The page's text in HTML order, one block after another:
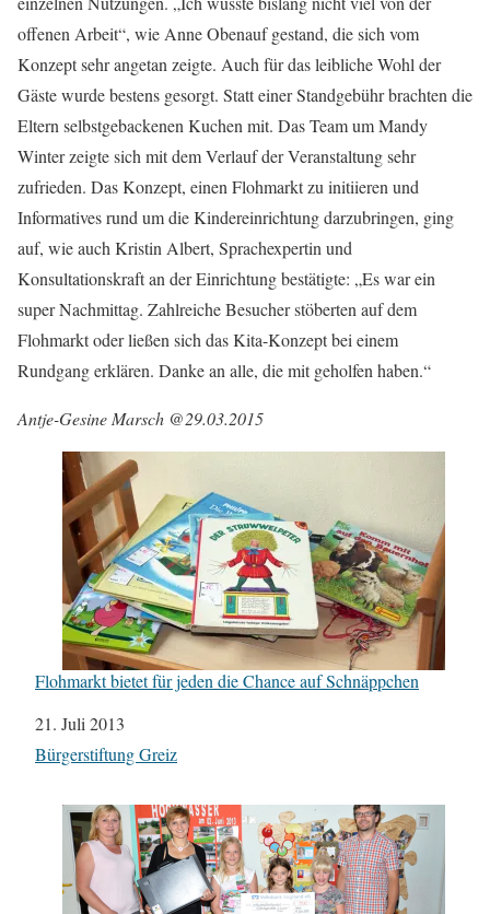
offenen Arbeit“, wie Anne Obenauf gestand, die sich vom
Konzept sehr angetan zeigte. Auch für das leibliche Wohl der
Gäste wurde bestens gesorgt. Statt einer Standgebühr brachten die
Eltern selbstgebackenen Kuchen mit. Das Team um Mandy
Winter zeigte sich mit dem Verlauf der Veranstaltung sehr
zufrieden. Das Konzept, einen Flohmarkt zu initiieren und
Informatives rund um die Kindereinrichtung darzubringen, ging
auf, wie auch Kristin Albert, Sprachexpertin und
Konsultationskraft an der Einrichtung bestätigte: „Es war ein
super Nachmittag. Zahlreiche Besucher stöberten auf dem
Flohmarkt oder ließen sich das Kita-Konzept bei einem
Rundgang erklären. Danke an alle, die mit geholfen haben.“
Antje-Gesine Marsch @29.03.2015
Flohmarkt bietet für jeden die Chance auf Schnäppchen
Datum
21. Juli 2013
In Bezug auf
Bürgerstiftung Greiz